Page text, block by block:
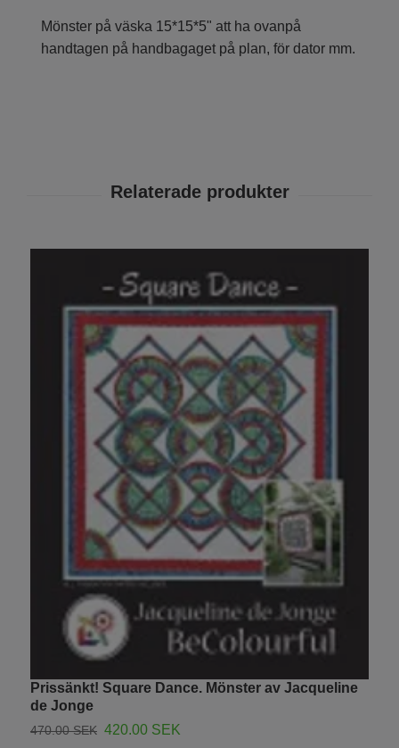
Mönster på väska 15*15*5" att ha ovanpå
handtagen på handbagaget på plan, för dator mm.
Prissänkt! Square Dance. Mönster av Jacqueline
de Jonge
470.00 SEK 420.00 SEK